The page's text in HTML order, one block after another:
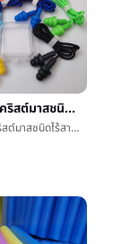
แน่นสีต้นคริสต์มาสชนิดไร้สายป้องกันยางทำจากซิลิคอนก้ันเสียงต่อต้านสัญญาณรบกวนต่อต้านæ°´ว่ายน้ำอุตสาหกรรมนอนหลับทีอุดหูกันนำหรือเสียง
แน่นสีต้นคริสต์มาสชนิดไร้สายป้องกันยางทำจากซิลิคอนก้ันเสียงต่อต้านสัญญาณรบกวนต่อต้านæ°´ว่ายน้ำอุตสาหกรรมนอนหลับทีอุดหูกันนำหรือเสียง